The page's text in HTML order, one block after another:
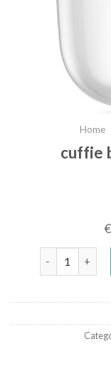
Home
cuffie
€